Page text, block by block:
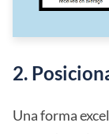
2.
Una forma